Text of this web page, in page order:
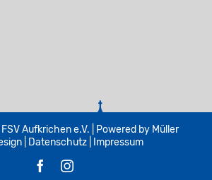
Aufkrichen e.V. | Powered by Müller
Datenschutz Impressum
FacebookInstagram